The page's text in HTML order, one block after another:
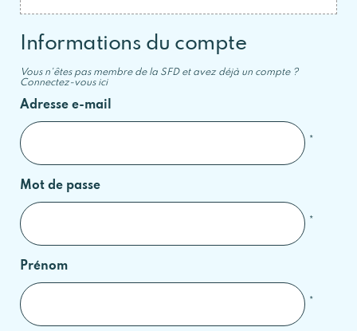
Informations du compte
Vous n'êtes pas membre de la SFD et avez déjà un compte ?
Connectez-vous ici
Adresse e-mail
*
Mot de passe
*
Prénom
*